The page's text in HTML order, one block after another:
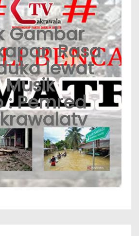
Gambar
Rasa
lewat
Musik
: Pemred